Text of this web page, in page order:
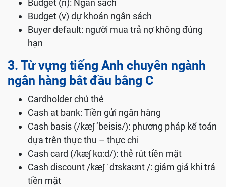
Budget (n): Ngân sách
Budget (v) dự khoản ngân sách
Buyer default: người mua trả nợ không đúng
hạn
3. Từ vựng tiếng Anh chuyên ngành
ngân hàng bắt đầu bằng C
Cardholder chủ thẻ
Cash at bank: Tiền gửi ngân hàng
Cash basis (/kæʃ ‘beisis/): phương pháp kế toán
dựa trên thực thu – thực chi
Cash card (/kæʃ kɑ:d/): thẻ rút tiền mặt
Cash discount /kæʃ ˈdɪskaʊnt /: giảm giá khi trả
tiền mặt